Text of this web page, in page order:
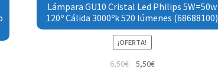
Lámpara GU10 Cristal Led Philips 5W=50w
120º Cálida 3000ºk 520 lúmenes (68688100)
¡OFERTA!
6,50€ 5,50€